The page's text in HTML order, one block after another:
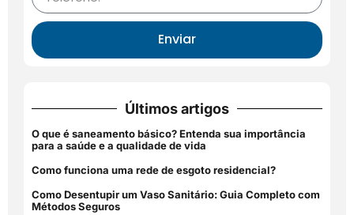
Enviar
Últimos artigos
O que é saneamento básico? Entenda sua importância
para a saúde e a qualidade de vida
Como funciona uma rede de esgoto residencial?
Como Desentupir um Vaso Sanitário: Guia Completo com
Métodos Seguros